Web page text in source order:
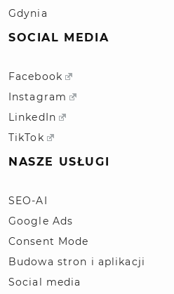
Gdynia
SOCIAL MEDIA
Facebook
Instagram
LinkedIn
TikTok
NASZE USŁUGI
SEO-AI
Google Ads
Consent Mode
Budowa stron i aplikacji
Social media